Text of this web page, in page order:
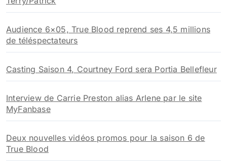
Audience 6×05, True Blood reprend ses 4,5 millions
de téléspectateurs
Casting Saison 4, Courtney Ford sera Portia Bellefleur
Interview de Carrie Preston alias Arlene par le site
MyFanbase
Deux nouvelles vidéos promos pour la saison 6 de
True Blood